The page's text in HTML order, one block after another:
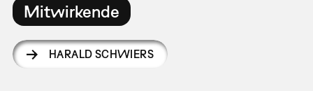
Mitwirkende
HARALD SCHWIERS